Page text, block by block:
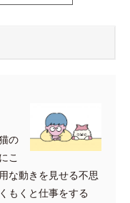
の
こ
な動きを見せる不思
もくと仕事をする